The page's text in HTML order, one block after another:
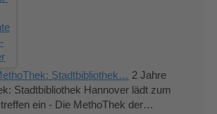
Stadtbibliothek… 2 Jahre
Stadtbibliothek Hannover lädt zum
ein - Die MethoThek der…